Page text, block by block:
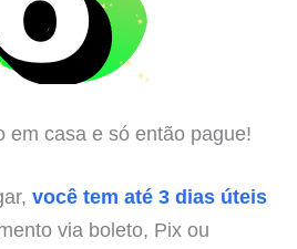
em casa e só então pague!
você tem até 3 dias úteis
via boleto, Pix ou